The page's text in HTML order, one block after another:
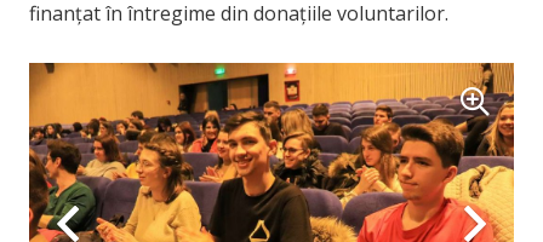
finanțat în întregime din donațiile voluntarilor.